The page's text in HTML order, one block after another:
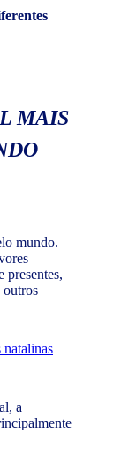
MAIS
mundo.
presentes,
outros
natalinas
a